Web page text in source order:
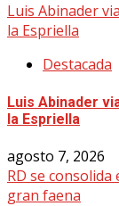
Luis Abinader
la Espriella
Destacada
Luis Abinader
la Espriella
agosto 7, 2026
RD se
gran faena